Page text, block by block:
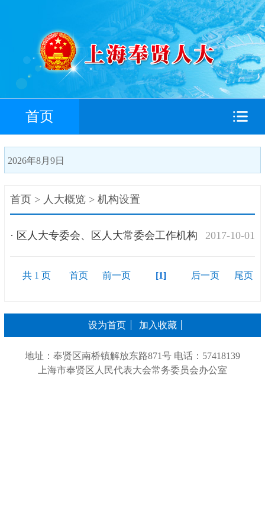
首页
2026年8月9日
首页 > 人大概览 >机构设置
2017-10-01
· 区人大专委会、区人大常委会工作机构
共 1 页 首页 前一页 [1] 后一页 尾页
设为首页 加入收藏
地址：奉贤区南桥镇解放东路871号 电话：57418139
上海市奉贤区人民代表大会常务委员会办公室